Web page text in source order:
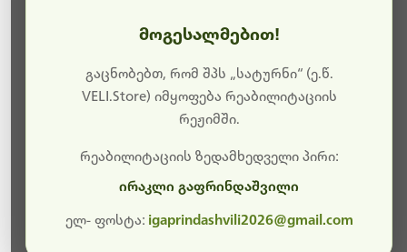
ბოდიშს გიხდით შეფერხებისთვის. ამჟამად
მიმდინარეობს საიტის განახლება და ტექნიკური
სამუშაოები.
მალე ისევ ხელმისაწვდომი იქნება. გმადლობთ
მოგესალმებით!
გაცნობებთ, რომ შპს „სატურნი“ (ე.წ.
VELI.Store) იმყოფება რეაბილიტაციის
რეჟიმში.
რეაბილიტაციის ზედამხედველი პირი:
ირაკლი გაფრინდაშვილი
ელ- ფოსტა: igaprindashvili2026@gmail.com